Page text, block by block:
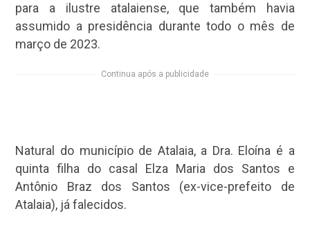
para a ilustre atalaiense, que também havia
assumido a presidência durante todo o mês de
março de 2023.
Continua após a publicidade
Natural do município de Atalaia, a Dra. Eloína é a
quinta filha do casal Elza Maria dos Santos e
Antônio Braz dos Santos (ex-vice-prefeito de
Atalaia), já falecidos.